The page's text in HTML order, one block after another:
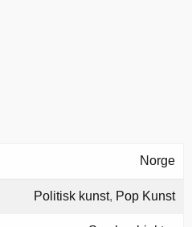
Norge
Politisk kunst, Pop Kunst